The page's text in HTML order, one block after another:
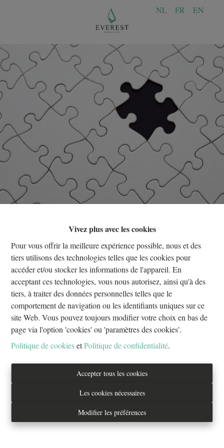
Vivez plus avec les cookies
Pour vous offrir la meilleure expérience possible, nous et des
tiers utilisons des technologies telles que les cookies pour
accéder et/ou stocker les informations de l'appareil. En
acceptant ces technologies, vous nous autorisez, ainsi qu'à des
tiers, à traiter des données personnelles telles que le
comportement de navigation ou les identifiants uniques sur ce
site Web. Vous pouvez toujours modifier votre choix en bas de
page via l'option 'cookies' ou 'paramètres des cookies'.
Politique de cookiesetPolitique de confidentialité.
Accepter tous les cookies
Les cookies nécessaires
Modifier les préférences
NL FR EN
Oups, cette page n'existe plus
À Vendre À Louer
Tél. : 02/733.70.70
Real estate